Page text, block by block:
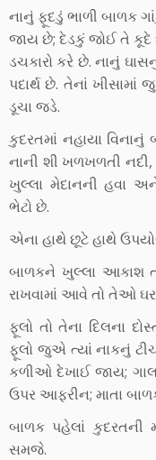
નાનું ફૂદડું ભાળી બાળક
જાય છે; દેડકું જોઈ તે કૂદે
ડચકારો કરે છે. નાનું
પદાર્થ છે. તેનાં ખીસામાં
ડૂચા જડે.
કુદરતમાં નહાયા
નાની શી ખળખળતી નદી,
ખુલ્લા મેદાનની હવા
ભેટો છે.
એના હાથે છૂટે હાથે
બાળકને ખુલ્લા આકાશ
રાખવામાં આવે તો તેઓ
ફૂલો તો તેના દિલના
ફૂલો જુએ ત્યાં નાકનું
કળીઓ દેખાઈ જાય;
ઉપર આફરીન; માતા
બાળક પહેલાં
સમજે.